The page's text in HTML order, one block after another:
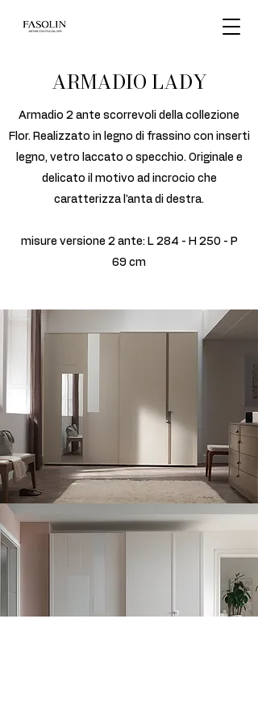
ARMADIO LADY
Armadio 2 ante scorrevoli della collezione
Flor. Realizzato in legno di frassino con inserti
legno, vetro laccato o specchio. Originale e
delicato il motivo ad incrocio che
caratterizza l'anta di destra.
misure versione 2 ante: L 284 - H 250 - P
69 cm